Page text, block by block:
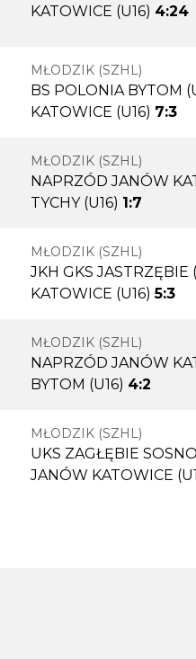
KATOWICE (U16) 4:24
MŁODZIK (SZHL)
BS POLONIA BYTOM
KATOWICE (U16) 7:3
MŁODZIK (SZHL)
NAPRZÓD JANÓW
TYCHY (U16) 1:7
MŁODZIK (SZHL)
JKH GKS JASTRZĘBIE
KATOWICE (U16) 5:3
MŁODZIK (SZHL)
NAPRZÓD JANÓW
BYTOM (U16) 4:2
MŁODZIK (SZHL)
UKS ZAGŁĘBIE
JANÓW KATOWICE